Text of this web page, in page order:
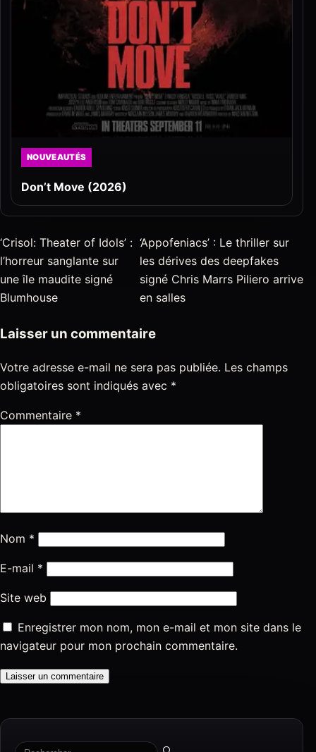
NOUVEAUTÉS
Don’t Move (2026)
‘Crisol: Theater of Idols’ :
l’horreur sanglante sur
une île maudite signé
Blumhouse
‘Appofeniacs’ : Le thriller sur
les dérives des deepfakes
signé Chris Marrs Piliero arrive
en salles
Laisser un commentaire
Votre adresse e-mail ne sera pas publiée. Les champs
obligatoires sont indiqués avec *
Commentaire *
Nom *
E-mail *
Site web
Enregistrer mon nom, mon e-mail et mon site dans le
navigateur pour mon prochain commentaire.